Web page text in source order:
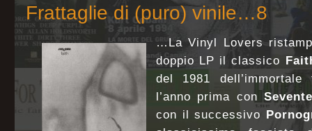
Frattaglie di (puro) vinile…8
…La Vinyl Lovers
doppio LP il classico
del 1981
l’anno prima con
con il successivo